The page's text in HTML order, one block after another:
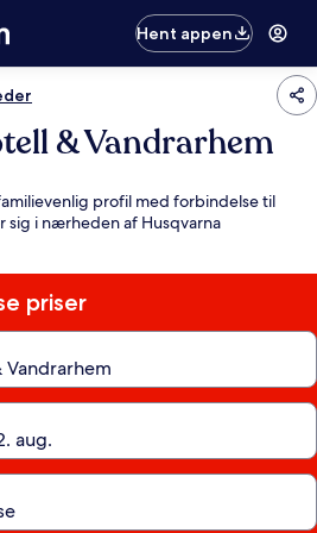
Hent appen
& Vandrarhem
profil med forbindelse til
i nærheden af Husqvarna
priser